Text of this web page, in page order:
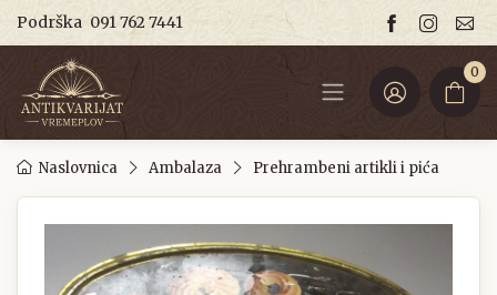
Podrška 091 762 7441
0
Naslovnica Ambalaza Prehrambeni artikli i pića